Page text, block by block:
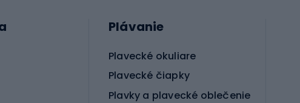
Plávanie
Plavecké okuliare
Plavecké čiapky
Plavky a plavecké oblečenie